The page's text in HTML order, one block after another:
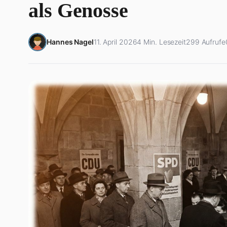
als Genosse
Hannes Nagel11. April 20264 Min. Lesezeit299 Aufrufe